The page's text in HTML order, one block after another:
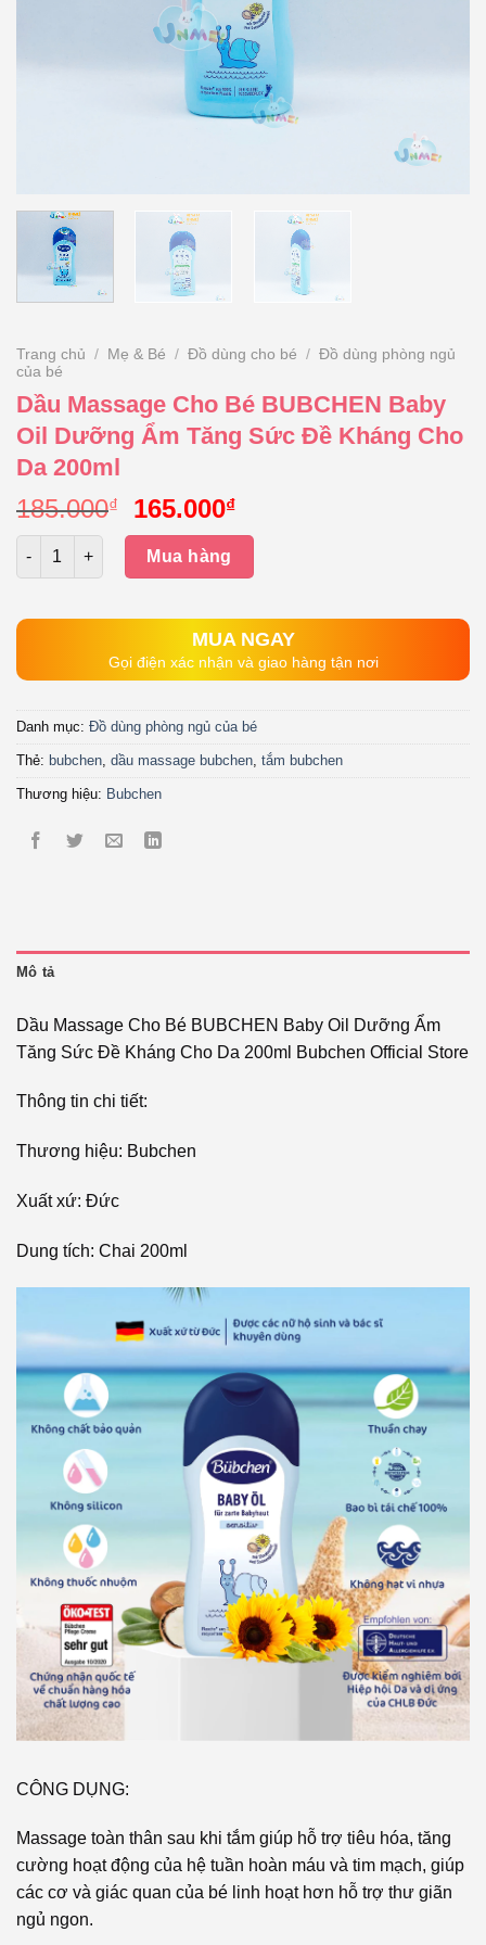
Trang chủ / Mẹ & Bé / Đồ dùng cho bé / Đồ dùng phòng ngủ
của bé
Dầu Massage Cho Bé BUBCHEN Baby
Oil Dưỡng Ẩm Tăng Sức Đề Kháng Cho
Da 200ml
185.000₫
Giá
gốc
là:
185.000₫.
165.000₫Giá
hiện
là:
165.000₫.
Số lượng
Mua hàng
MUA NGAY
Gọi điện xác nhận và giao hàng tận nơi
Danh mục: Đồ dùng phòng ngủ của bé
Thẻ: bubchen dầu massage bubchen tắm bubchen
Thương hiệu: Bubchen
Mô tả
Dầu Massage Cho Bé BUBCHEN Baby Oil Dưỡng Ẩm
Tăng Sức Đề Kháng Cho Da 200ml Bubchen Official Store
Thông tin chi tiết:
Thương hiệu: Bubchen
Xuất xứ: Đức
Dung tích: Chai 200ml
CÔNG DỤNG:
Massage toàn thân sau khi tắm giúp hỗ trợ tiêu hóa, tăng
cường hoạt động của hệ tuần hoàn máu và tim mạch, giúp
các cơ và giác quan của bé linh hoạt hơn hỗ trợ thư giãn
ngủ ngon.